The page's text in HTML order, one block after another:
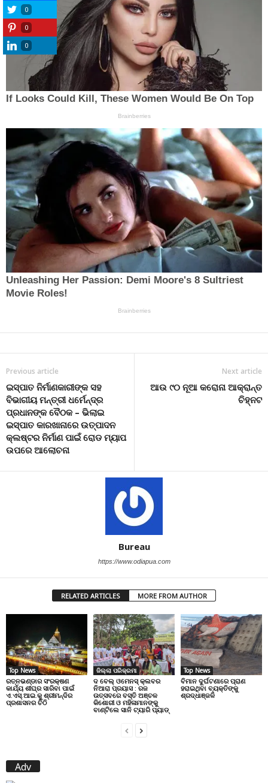
Previous article
ଇସ୍ପାତ ନିର୍ମାଣକାରୀଙ୍କ ସହ
ବିଭାଗୀୟ ମନ୍ତ୍ରୀ ଧର୍ମେନ୍ଦ୍ର
ପ୍ରଧାନଙ୍କ ବୈଠକ – ଭିଲାଇ
ଇସ୍ପାତ କାରଖାନାରେ ଉତ୍ପାଦନ
କ୍ଲଷ୍ଟର ନିର୍ମାଣ ପାଇଁ ରୋଡ ମ୍ୟାପ
ଉପରେ ଆଲୋଚନା
Next article
ଆଉ ୯୦ ନୂଆ କରୋନା ଆକ୍ରାନ୍ତ
ଚିହ୍ନଟ
Bureau
https://www.odiapua.com
RELATED ARTICLES MORE FROM AUTHOR
Top News
ରତ୍ନଭଣ୍ଡାର ସଂରକ୍ଷଣ
କାର୍ଯ୍ୟ ଶୀଘ୍ର ସାରିବା ପାଇଁ
ଏ.ଏସ୍.ଆଇ.କୁ ଶ୍ରୀମନ୍ଦିର
ପ୍ରଶାସନର ଚିଠି
ଜିଲ୍ଲା ପରିକ୍ରମା
ଦ ବେଲ୍ ଓମେନସ୍ କ୍ଲବର
ନିଆରା ପ୍ରୟାସ : ରଜ
ଉତ୍ସବରେ ବସ୍ତି ଅଞ୍ଚଳ
କିଶୋରୀ ଓ ମହିଳାମାନଙ୍କୁ
ବାଣ୍ଟିଲେ ସାନି ଟ୍ୟାରି ପ୍ୟାଡ୍
Top News
ବିମାନ ଦୁର୍ଘଟଣାରେ ପ୍ରାଣ
ହରାଇଥିବା ବ୍ୟକ୍ତିଙ୍କୁ
ଶ୍ରଦ୍ଧାଞ୍ଜଳି
Adv
0
0
0